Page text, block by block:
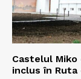
Castelul
inclus în